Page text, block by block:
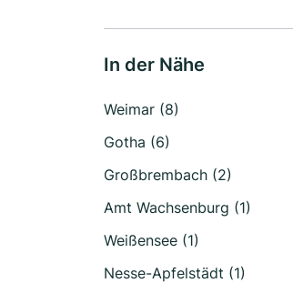
In der Nähe
Weimar (8)
Gotha (6)
Großbrembach (2)
Amt Wachsenburg (1)
Weißensee (1)
Nesse-Apfelstädt (1)